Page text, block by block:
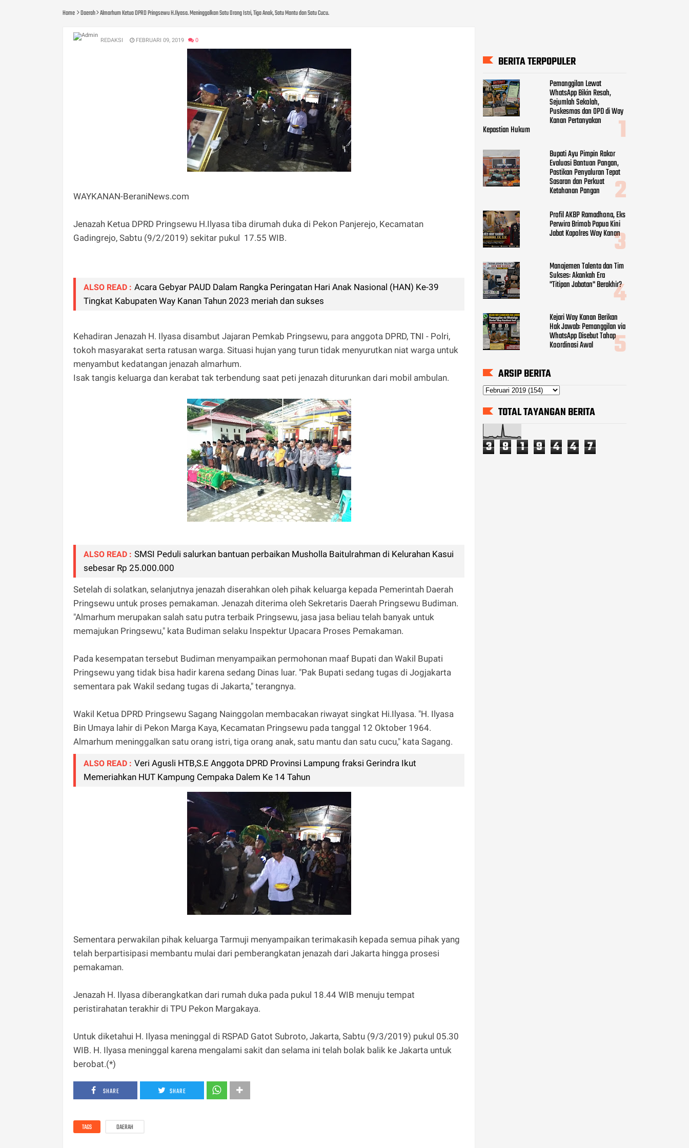
Home Daerah Almarhum Ketua DPRD Pringsewu H.Ilyasa. Meninggalkan Satu Orang Istri, Tiga Anak, Satu Mantu dan Satu Cucu.
REDAKSI FEBRUARI 09, 2019 0
WAYKANAN-BeraniNews.com
Jenazah Ketua DPRD Pringsewu H.Ilyasa tiba dirumah duka di Pekon Panjerejo, Kecamatan
Gadingrejo, Sabtu (9/2/2019) sekitar pukul 17.55 WIB.
ALSO READ : Acara Gebyar PAUD Dalam Rangka Peringatan Hari Anak Nasional (HAN) Ke-39
Tingkat Kabupaten Way Kanan Tahun 2023 meriah dan sukses
Kehadiran Jenazah H. Ilyasa disambut Jajaran Pemkab Pringsewu, para anggota DPRD, TNI - Polri,
tokoh masyarakat serta ratusan warga. Situasi hujan yang turun tidak menyurutkan niat warga untuk
menyambut kedatangan jenazah almarhum.
Isak tangis keluarga dan kerabat tak terbendung saat peti jenazah diturunkan dari mobil ambulan.
ALSO READ : SMSI Peduli salurkan bantuan perbaikan Musholla Baitulrahman di Kelurahan Kasui
sebesar Rp 25.000.000
Setelah di solatkan, selanjutnya jenazah diserahkan oleh pihak keluarga kepada Pemerintah Daerah
Pringsewu untuk proses pemakaman. Jenazah diterima oleh Sekretaris Daerah Pringsewu Budiman.
"Almarhum merupakan salah satu putra terbaik Pringsewu, jasa jasa beliau telah banyak untuk
memajukan Pringsewu," kata Budiman selaku Inspektur Upacara Proses Pemakaman.
Pada kesempatan tersebut Budiman menyampaikan permohonan maaf Bupati dan Wakil Bupati
Pringsewu yang tidak bisa hadir karena sedang Dinas luar. "Pak Bupati sedang tugas di Jogjakarta
sementara pak Wakil sedang tugas di Jakarta," terangnya.
Wakil Ketua DPRD Pringsewu Sagang Nainggolan membacakan riwayat singkat Hi.Ilyasa. "H. Ilyasa
Bin Umaya lahir di Pekon Marga Kaya, Kecamatan Pringsewu pada tanggal 12 Oktober 1964.
Almarhum meninggalkan satu orang istri, tiga orang anak, satu mantu dan satu cucu," kata Sagang.
ALSO READ : Veri Agusli HTB,S.E Anggota DPRD Provinsi Lampung fraksi Gerindra Ikut
Memeriahkan HUT Kampung Cempaka Dalem Ke 14 Tahun
Sementara perwakilan pihak keluarga Tarmuji menyampaikan terimakasih kepada semua pihak yang
telah berpartisipasi membantu mulai dari pemberangkatan jenazah dari Jakarta hingga prosesi
pemakaman.
Jenazah H. Ilyasa diberangkatkan dari rumah duka pada pukul 18.44 WIB menuju tempat
peristirahatan terakhir di TPU Pekon Margakaya.
Untuk diketahui H. Ilyasa meninggal di RSPAD Gatot Subroto, Jakarta, Sabtu (9/3/2019) pukul 05.30
WIB. H. Ilyasa meninggal karena mengalami sakit dan selama ini telah bolak balik ke Jakarta untuk
berobat.(*)
SHARE SHARE
TAGS DAERAH
BERITA TERPOPULER
Pemanggilan Lewat
WhatsApp Bikin Resah,
Sejumlah Sekolah,
Puskesmas dan OPD di Way
Kanan Pertanyakan
Kepastian Hukum
Bupati Ayu Pimpin Rakor
Evaluasi Bantuan Pangan,
Pastikan Penyaluran Tepat
Sasaran dan Perkuat
Ketahanan Pangan
Profil AKBP Ramadhona, Eks
Perwira Brimob Papua Kini
Jabat Kapolres Way Kanan
Manajemen Talenta dan Tim
Sukses: Akankah Era
"Titipan Jabatan" Berakhir?
Kejari Way Kanan Berikan
Hak Jawab: Pemanggilan via
WhatsApp Disebut Tahap
Koordinasi Awal
ARSIP BERITA
TOTAL TAYANGAN BERITA
3 8 1 9 4 4 7